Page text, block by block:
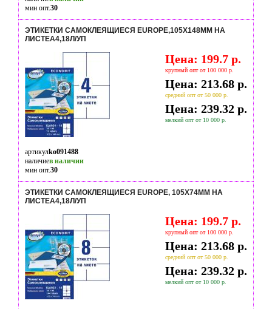
мин опт.30
ЭТИКЕТКИ САМОКЛЕЯЩИЕСЯ EUROPE,105Х148ММ НА
ЛИСТЕА4,18Л/УП
Цена: 199.7 р.
крупный опт от 100 000 р.
Цена: 213.68 р.
средний опт от 50 000 р.
Цена: 239.32 р.
мелкий опт от 10 000 р.
артикулko091488
наличиев наличии
мин опт.30
ЭТИКЕТКИ САМОКЛЕЯЩИЕСЯ EUROPE, 105Х74ММ НА
ЛИСТЕА4,18Л/УП
Цена: 199.7 р.
крупный опт от 100 000 р.
Цена: 213.68 р.
средний опт от 50 000 р.
Цена: 239.32 р.
мелкий опт от 10 000 р.